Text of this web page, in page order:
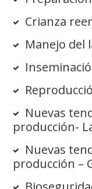
Crianza
Manejo
Nuevas
producción-
Nuevas
producción –